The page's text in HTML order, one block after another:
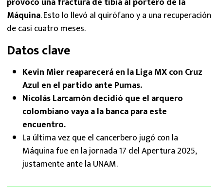
Máquina. Esto lo llevó al quirófano y a una recuperación
de casi cuatro meses.
Datos clave
Kevin Mier reaparecerá en la Liga MX con Cruz
Azul en el partido ante Pumas.
Nicolás Larcamón decidió que el arquero
colombiano vaya a la banca para este
encuentro.
La última vez que el cancerbero jugó con la
Máquina fue en la jornada 17 del Apertura 2025,
justamente ante la UNAM.